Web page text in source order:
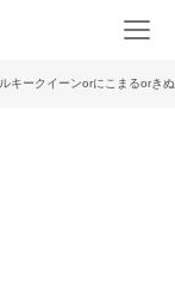
キークイーンorにこまるorき